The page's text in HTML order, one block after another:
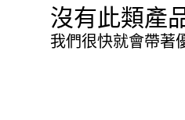
沒有此類產
我們很快就會帶著